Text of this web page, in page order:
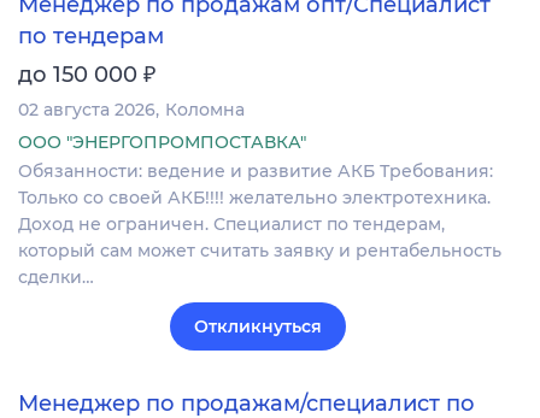
по тендерам
до 150 000 ₽
02 августа 2026 Коломна
ООО "ЭНЕРГОПРОМПОСТАВКА"
Обязанности: ведение и развитие АКБ Требования:
Только со своей АКБ!!!! желательно электротехника.
Доход не ограничен. Специалист по тендерам,
который сам может считать заявку и рентабельность
сделки…
Откликнуться
Менеджер по продажам/специалист по